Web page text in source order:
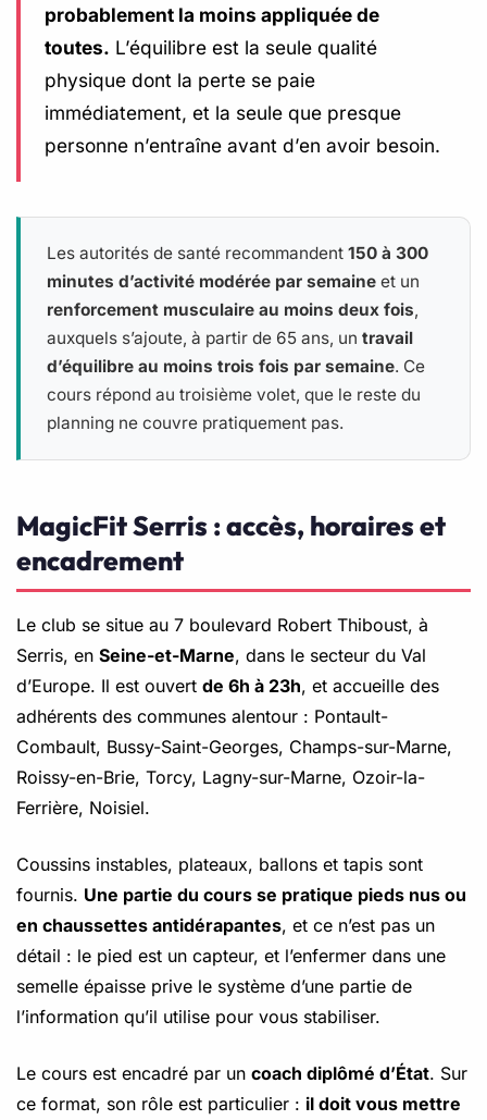
probablement la moins appliquée de
toutes. L’équilibre est la seule qualité
physique dont la perte se paie
immédiatement, et la seule que presque
personne n’entraîne avant d’en avoir besoin.
Les autorités de santé recommandent 150 à 300
minutes d’activité modérée par semaine et un
renforcement musculaire au moins deux fois,
auxquels s’ajoute, à partir de 65 ans, un travail
d’équilibre au moins trois fois par semaine. Ce
cours répond au troisième volet, que le reste du
planning ne couvre pratiquement pas.
MagicFit Serris : accès, horaires et
encadrement
Le club se situe au 7 boulevard Robert Thiboust, à
Serris, en Seine-et-Marne, dans le secteur du Val
d’Europe. Il est ouvert de 6h à 23h, et accueille des
adhérents des communes alentour : Pontault-
Combault, Bussy-Saint-Georges, Champs-sur-Marne,
Roissy-en-Brie, Torcy, Lagny-sur-Marne, Ozoir-la-
Ferrière, Noisiel.
Coussins instables, plateaux, ballons et tapis sont
fournis. Une partie du cours se pratique pieds nus ou
en chaussettes antidérapantes, et ce n’est pas un
détail : le pied est un capteur, et l’enfermer dans une
semelle épaisse prive le système d’une partie de
l’information qu’il utilise pour vous stabiliser.
Le cours est encadré par un coach diplômé d’État. Sur
ce format, son rôle est particulier : il doit vous mettre